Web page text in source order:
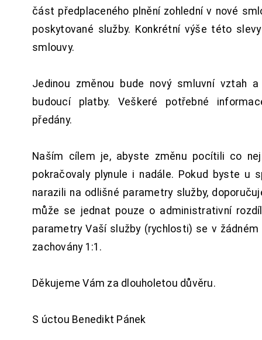
část předplaceného plnění zohlední v nové
poskytované služby. Konkrétní výše této
smlouvy.
Jedinou změnou bude nový smluvní vztah
budoucí platby. Veškeré potřebné
předány.
Naším cílem je, abyste změnu pocítili co
pokračovaly plynule i nadále. Pokud byste u
narazili na odlišné parametry služby,
může se jednat pouze o administrativní
parametry Vaší služby (rychlosti) se v
zachovány 1:1.
Děkujeme Vám za dlouholetou důvěru.
S úctou Benedikt Pánek